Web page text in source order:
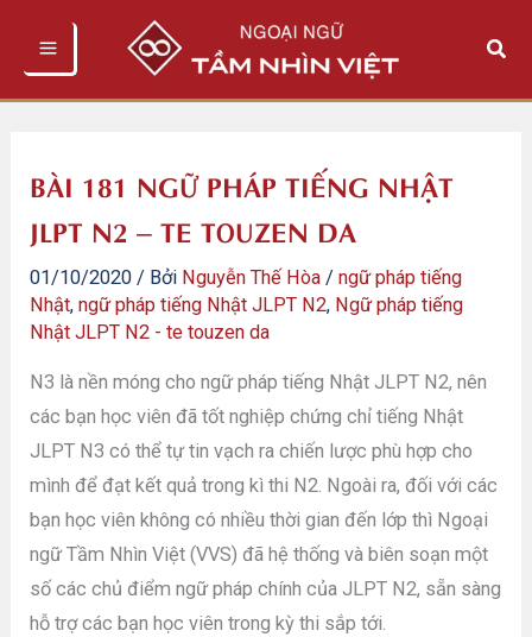
Tìm
BÀI 181 NGỮ PHÁP TIẾNG NHẬT
JLPT N2 – TE TOUZEN DA
01/10/2020 / Bởi Nguyễn Thế Hòa /ngữ pháp tiếng
Nhật,ngữ pháp tiếng Nhật JLPT N2, Ngữ pháp tiếng
Nhật JLPT N2 - te touzen da
N3 là nền móng cho ngữ pháp tiếng Nhật JLPT N2, nên
các bạn học viên đã tốt nghiệp chứng chỉ tiếng Nhật
JLPT N3 có thể tự tin vạch ra chiến lược phù hợp cho
mình để đạt kết quả trong kì thi N2. Ngoài ra, đối với các
bạn học viên không có nhiều thời gian đến lớp thì Ngoại
ngữ Tầm Nhìn Việt (VVS) đã hệ thống và biên soạn một
số các chủ điểm ngữ pháp chính của JLPT N2, sẵn sàng
hỗ trợ các bạn học viên trong kỳ thi sắp tới.